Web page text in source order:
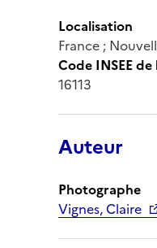
Localisation
France ;
Code INSEE
16113
Auteur
Photographe
Vignes, Claire